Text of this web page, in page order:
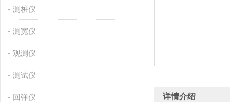
测桩仪
测宽仪
观测仪
测试仪
回弹仪 详情介绍